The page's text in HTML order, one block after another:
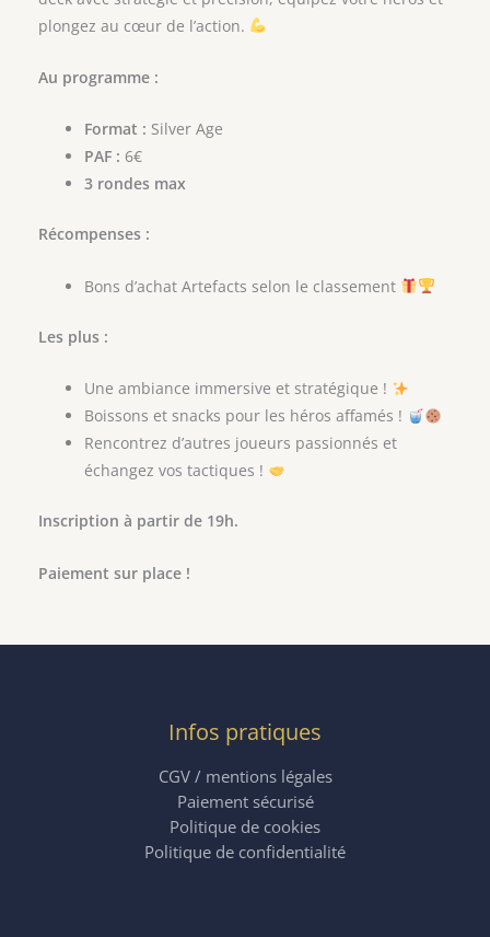
plongez au cœur de l’action.
Au programme :
Format : Silver Age
PAF : 6€
3 rondes max
Récompenses :
Bons d’achat Artefacts selon le classement
Les plus :
Une ambiance immersive et stratégique !
Boissons et snacks pour les héros affamés !
Rencontrez d’autres joueurs passionnés et
échangez vos tactiques !
Inscription à partir de 19h.
Paiement sur place !
Infos pratiques
CGV / mentions légales
Paiement sécurisé
Politique de cookies
Politique de confidentialité